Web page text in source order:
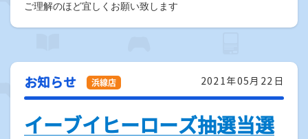
ご理解のほど宜しくお願い致します
2021年05月22日
お知らせ
イーブイヒーローズ抽選当選